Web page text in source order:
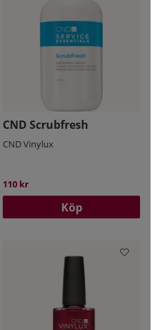
CND Scrubfresh
CND Vinylux
110 kr
Köp